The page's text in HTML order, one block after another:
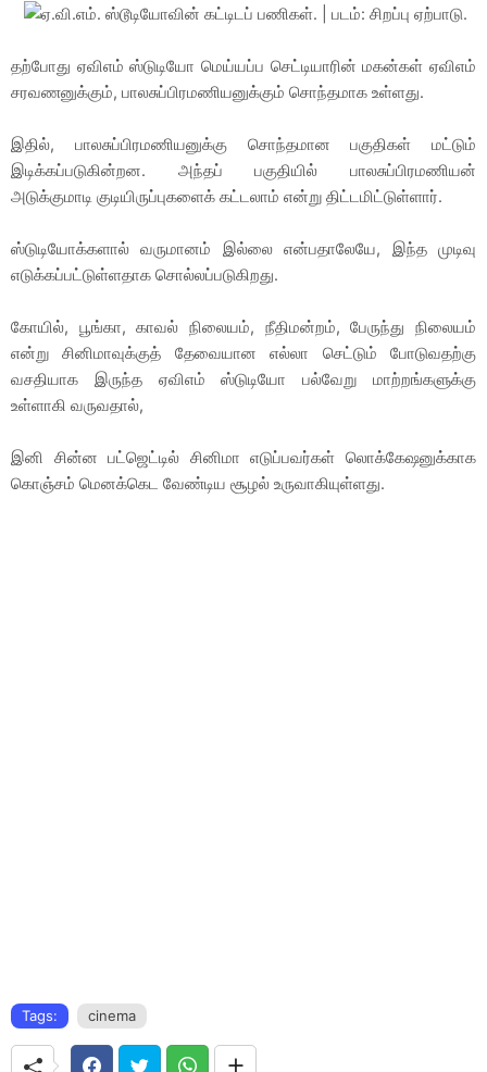
தற்போது ஏவிஎம் ஸ்டுடியோ மெய்யப்ப செட்டியாரின் மகன்கள் ஏவிஎம்
சரவணனுக்கும், பாலசுப்பிரமணியனுக்கும் சொந்தமாக உள்ளது.
இதில், பாலசுப்பிரமணியனுக்கு சொந்தமான பகுதிகள் மட்டும்
இடிக்கப்படுகின்றன. அந்தப் பகுதியில் பாலசுப்பிரமணியன்
அடுக்குமாடி குடியிருப்புகளைக் கட்டலாம் என்று திட்டமிட்டுள்ளார்.
ஸ்டுடியோக்களால் வருமானம் இல்லை என்பதாலேயே, இந்த முடிவு
எடுக்கப்பட்டுள்ளதாக சொல்லப்படுகிறது.
கோயில், பூங்கா, காவல் நிலையம், நீதிமன்றம், பேருந்து நிலையம்
என்று சினிமாவுக்குத் தேவையான எல்லா செட்டும் போடுவதற்கு
வசதியாக இருந்த ஏவிஎம் ஸ்டுடியோ பல்வேறு மாற்றங்களுக்கு
உள்ளாகி வருவதால்,
இனி சின்ன பட்ஜெட்டில் சினிமா எடுப்பவர்கள் லொக்கேஷனுக்காக
கொஞ்சம் மெனக்கெட வேண்டிய சூழல் உருவாகியுள்ளது.
Tags: cinema